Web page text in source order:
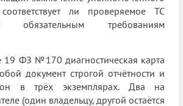
ли проверяемое ТС
обязательным требованиям
19 ФЗ №170 диагностическая карта
документ строгой отчётности и
он в трёх экземплярах. Два на
(один владельцу, другой остаётся